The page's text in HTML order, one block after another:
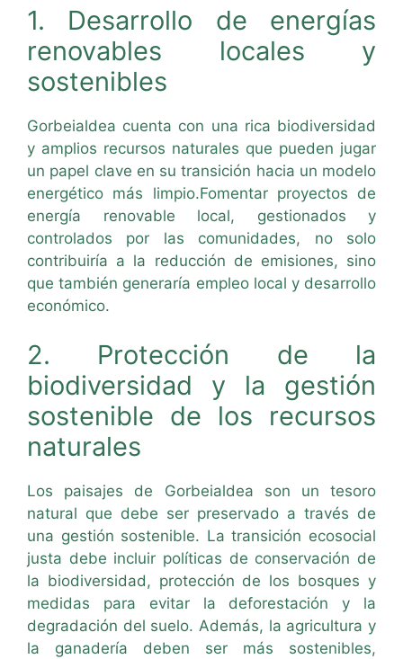
1. Desarrollo de energías
renovables locales y
sostenibles
Gorbeialdea cuenta con una rica biodiversidad
y amplios recursos naturales que pueden jugar
un papel clave en su transición hacia un modelo
energético más limpio.Fomentar proyectos de
energía renovable local, gestionados y
controlados por las comunidades, no solo
contribuiría a la reducción de emisiones, sino
que también generaría empleo local y desarrollo
económico.
2. Protección de la
biodiversidad y la gestión
sostenible de los recursos
naturales
Los paisajes de Gorbeialdea son un tesoro
natural que debe ser preservado a través de
una gestión sostenible. La transición ecosocial
justa debe incluir políticas de conservación de
la biodiversidad, protección de los bosques y
medidas para evitar la deforestación y la
degradación del suelo. Además, la agricultura y
la ganadería deben ser más sostenibles,